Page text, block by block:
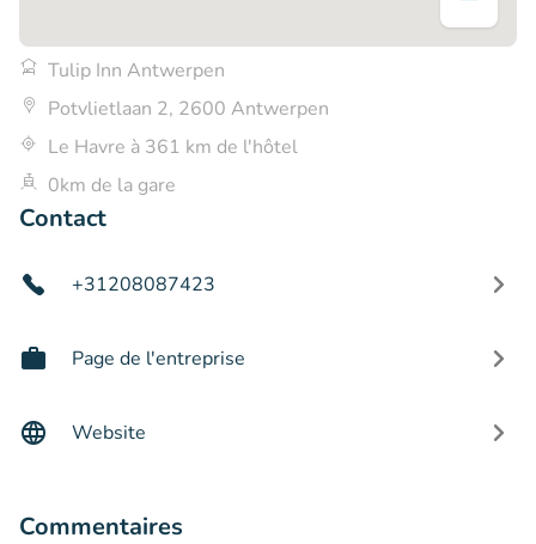
Tulip Inn Antwerpen
Potvlietlaan 2, 2600 Antwerpen
Le Havre à 361 km de l'hôtel
0km de la gare
Contact
+31208087423
Page de l'entreprise
Website
Commentaires